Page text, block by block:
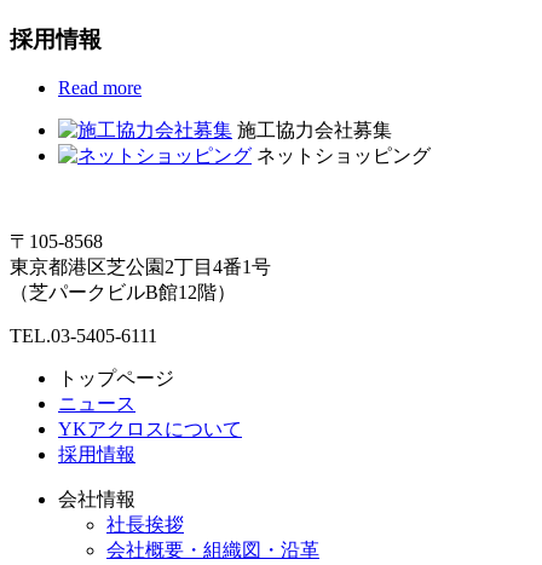
採用情報
Read more
施工協力会社募集
ネットショッピング
〒105-8568
東京都港区芝公園2丁目4番1号
（芝パークビルB館12階）
TEL.03-5405-6111
トップページ
ニュース
YKアクロスについて
採用情報
会社情報
社長挨拶
会社概要・組織図・沿革